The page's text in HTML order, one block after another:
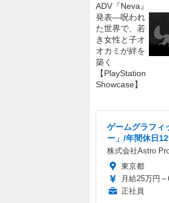
ゲームグラフィ
ー」/年間休日
株式会社Astro
東京都
月給25万円
正社員